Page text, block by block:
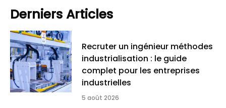
Derniers Articles
Recruter un ingénieur méthodes
industrialisation : le guide
complet pour les entreprises
industrielles
5 août 2026